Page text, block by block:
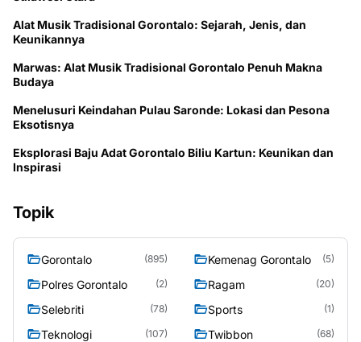
Alat Musik Tradisional Gorontalo: Sejarah, Jenis, dan
Keunikannya
Marwas: Alat Musik Tradisional Gorontalo Penuh Makna
Budaya
Menelusuri Keindahan Pulau Saronde: Lokasi dan Pesona
Eksotisnya
Eksplorasi Baju Adat Gorontalo Biliu Kartun: Keunikan dan
Inspirasi
Topik
Gorontalo (895) Kemenag Gorontalo (5)
Polres Gorontalo (2) Ragam (20)
Selebriti (78) Sports (1)
Teknologi (107) Twibbon (68)